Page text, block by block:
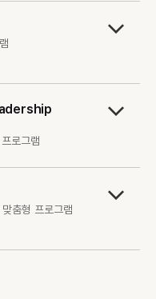
로그램
춤형 프로그램